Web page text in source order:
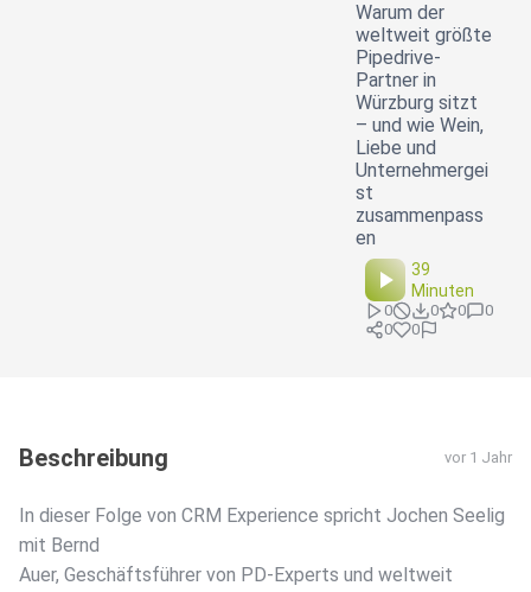
Warum der
weltweit größte
Pipedrive-
Partner in
Würzburg sitzt
– und wie Wein,
Liebe und
Unternehmergei
st
zusammenpass
en
39
Minuten
0 0 0
0
0
0
Beschreibung vor 1 Jahr
In dieser Folge von CRM Experience spricht Jochen Seelig
mit Bernd
Auer, Geschäftsführer von PD-Experts und weltweit